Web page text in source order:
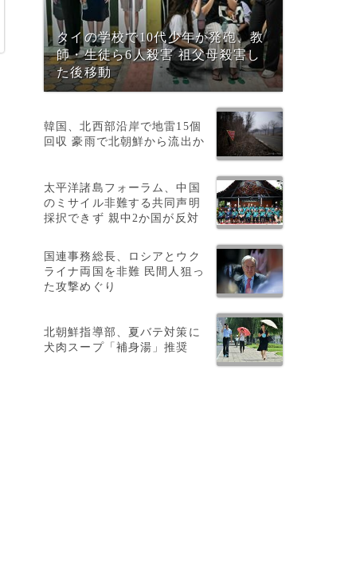
タイの学校で10代少年が発砲、教
師・生徒ら6人殺害 祖父母殺害し
た後移動
韓国、北西部沿岸で地雷15個
回収 豪雨で北朝鮮から流出か
太平洋諸島フォーラム、中国
のミサイル非難する共同声明
採択できず 親中2か国が反対
国連事務総長、ロシアとウク
ライナ両国を非難 民間人狙っ
た攻撃めぐり
北朝鮮指導部、夏バテ対策に
犬肉スープ「補身湯」推奨